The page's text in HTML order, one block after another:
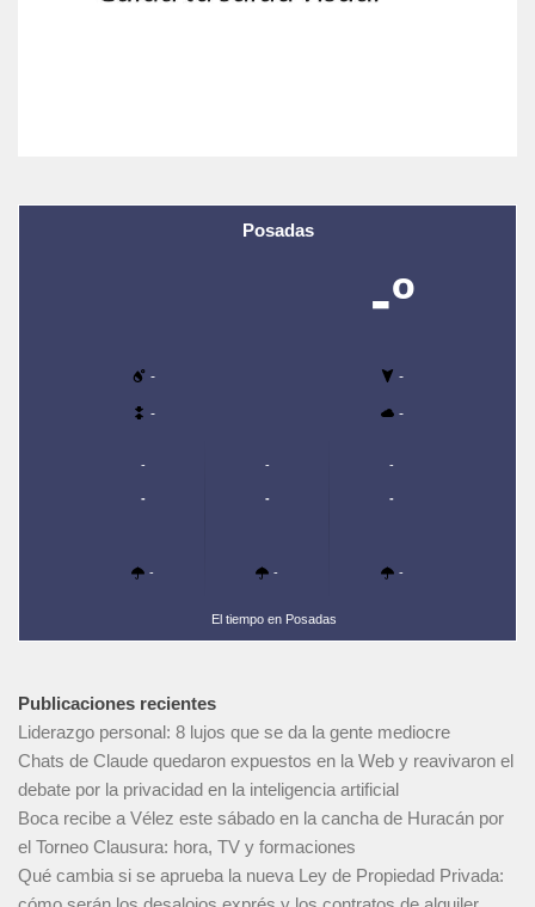
Posadas
-º
- -
- -
-
-
-
-
-
-
-
-
-
El tiempo en Posadas
Publicaciones recientes
Liderazgo personal: 8 lujos que se da la gente mediocre
Chats de Claude quedaron expuestos en la Web y reavivaron el
debate por la privacidad en la inteligencia artificial
Boca recibe a Vélez este sábado en la cancha de Huracán por
el Torneo Clausura: hora, TV y formaciones
Qué cambia si se aprueba la nueva Ley de Propiedad Privada: